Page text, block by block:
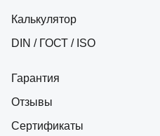
Калькулятор
DIN / ГОСТ / ISO
Гарантия
Отзывы
Сертификаты